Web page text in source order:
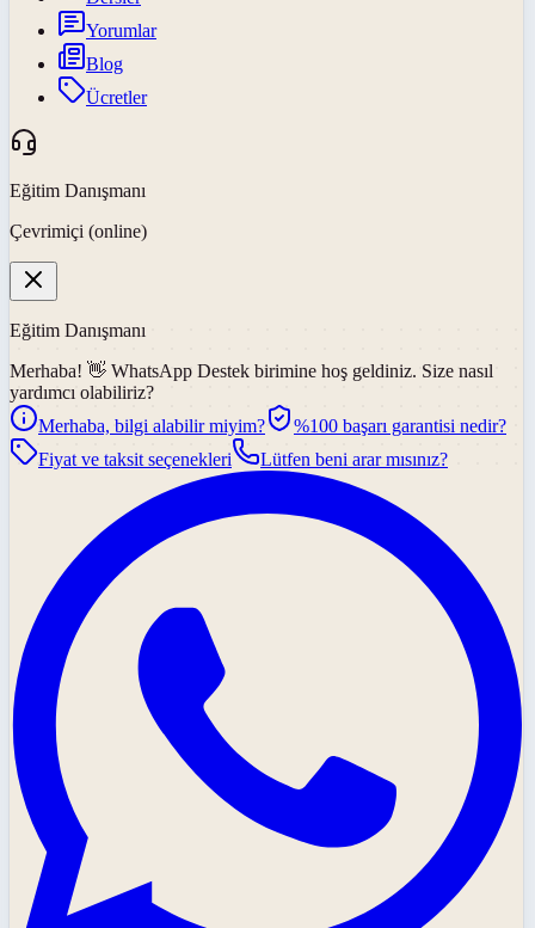
Yorumlar
Blog
Ücretler
Eğitim Danışmanı
Çevrimiçi (online)
Eğitim Danışmanı
Merhaba! 👋 WhatsApp Destek birimine hoş geldiniz. Size nasıl
yardımcı olabiliriz?
Merhaba, bilgi alabilir miyim?
%100 başarı garantisi nedir?
Fiyat ve taksit seçenekleri
Lütfen beni arar mısınız?